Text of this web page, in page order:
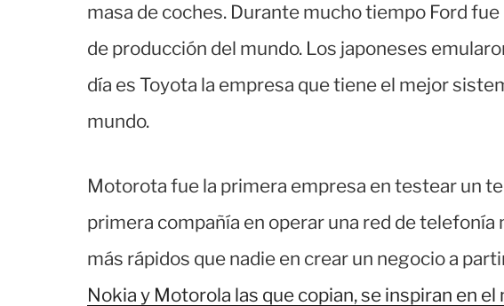
masa de coches. Durante mucho tiempo Ford
de producción del mundo. Los japoneses
día es Toyota la empresa que tiene el mejor
mundo.
Motorota fue la primera empresa en testear un
primera compañía en operar una red de
más rápidos que nadie en crear un negocio a
Nokia y Motorola las que copian, se inspiran en